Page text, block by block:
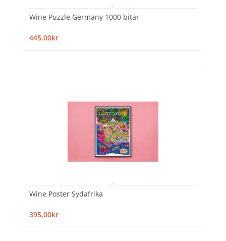
Wine Puzzle Germany 1000 bitar
445,00kr
Wine Poster Sydafrika
395,00kr